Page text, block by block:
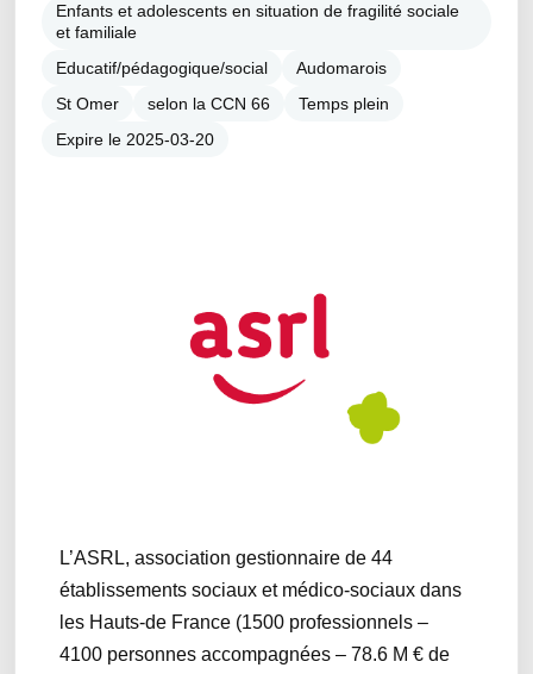
Enfants et adolescents en situation de fragilité sociale
et familiale
Educatif/pédagogique/social
Audomarois
St Omer
selon la CCN 66
Temps plein
Expire le 2025-03-20
L’ASRL, association gestionnaire de 44
établissements sociaux et médico-sociaux dans
les Hauts-de France (1500 professionnels –
4100 personnes accompagnées – 78.6 M € de